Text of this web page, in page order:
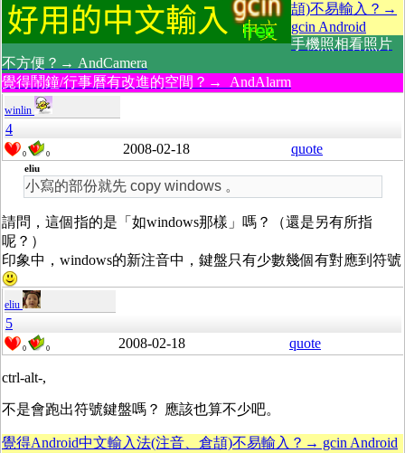
頡)不易輸入？→
gcin Android
手機照相看照片
不方便？→ AndCamera
覺得鬧鐘/行事曆有改進的空間？→ AndAlarm
winlin
4
0 0 2008-02-18 quote
eliu
小寫的部份就先 copy windows 。
請問，這個指的是「如windows那樣」嗎？（還是另有所指
呢？）
印象中，windows的新注音中，鍵盤只有少數幾個有對應到符號
eliu
5
0 0 2008-02-18 quote
ctrl-alt-,
不是會跑出符號鍵盤嗎？ 應該也算不少吧。
覺得Android中文輸入法(注音、倉頡)不易輸入？→ gcin Android